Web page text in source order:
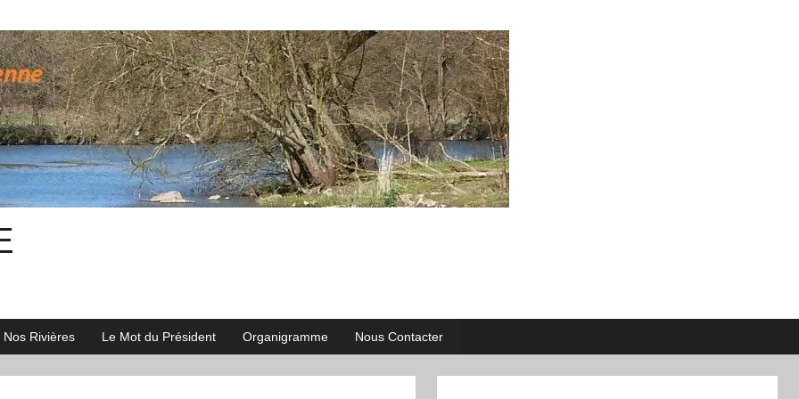
Nos Rivières Le Mot du Président Organigramme Nous Contacter